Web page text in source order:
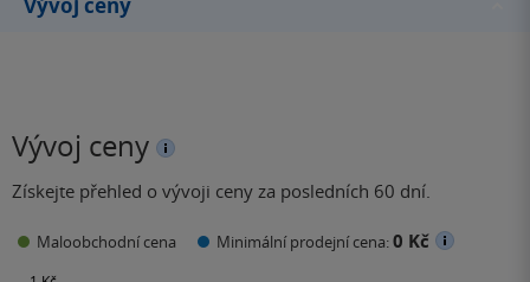
Vývoj ceny
Získejte přehled o vývoji ceny za posledních 60 dní.
Maloobchodní cena Minimální prodejní cena:0 Kč